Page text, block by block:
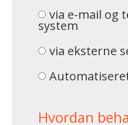
via e-mail og
system
via eksterne
Hvordan